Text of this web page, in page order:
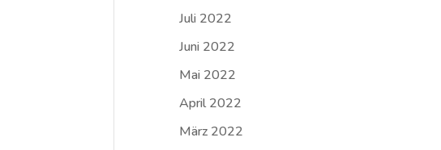
Juli 2022
Juni 2022
Mai 2022
April 2022
März 2022